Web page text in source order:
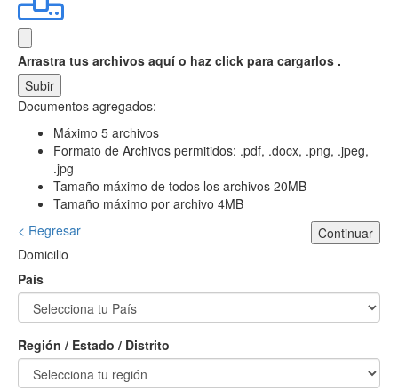
Arrastra tus archivos aquí o haz click para cargarlos .
Subir
Documentos agregados:
Máximo 5 archivos
Formato de Archivos permitidos: .pdf, .docx, .png, .jpeg,
.jpg
Tamaño máximo de todos los archivos 20MB
Tamaño máximo por archivo 4MB
< Regresar
Continuar
Domicilio
País
Región / Estado / Distrito